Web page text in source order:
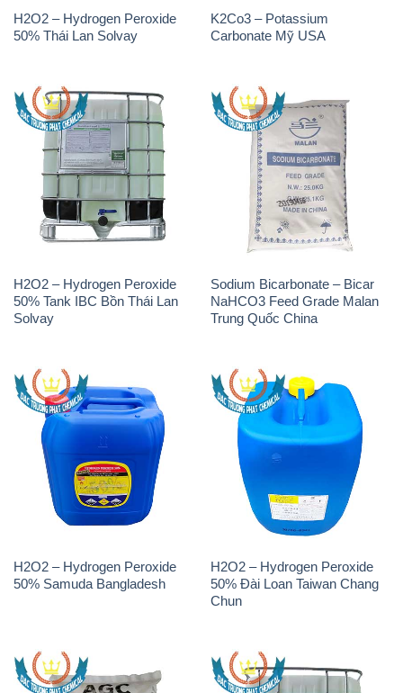
H2O2 – Hydrogen Peroxide
50% Thái Lan Solvay
K2Co3 – Potassium
Carbonate Mỹ USA
H2O2 – Hydrogen Peroxide
50% Tank IBC Bồn Thái Lan
Solvay
Sodium Bicarbonate – Bicar
NaHCO3 Feed Grade Malan
Trung Quốc China
H2O2 – Hydrogen Peroxide
50% Samuda Bangladesh
H2O2 – Hydrogen Peroxide
50% Đài Loan Taiwan Chang
Chun